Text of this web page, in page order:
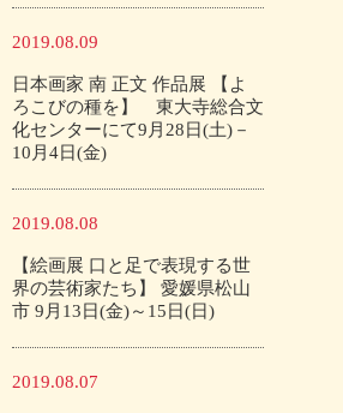
2019.08.09
日本画家 南 正文 作品展 【よ
ろこびの種を】 東大寺総合文
化センターにて9月28日(土)－
10月4日(金)
2019.08.08
【絵画展 口と足で表現する世
界の芸術家たち】 愛媛県松山
市 9月13日(金)～15日(日)
2019.08.07